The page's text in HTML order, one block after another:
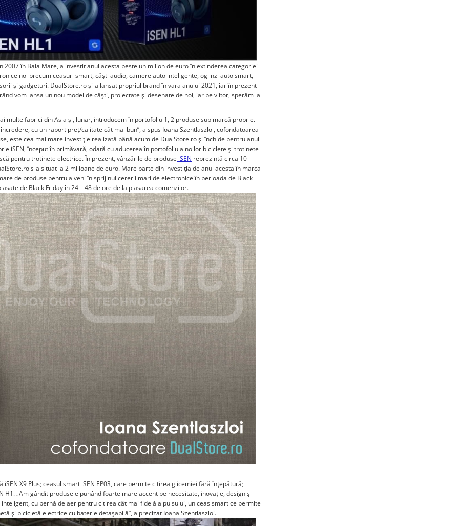
2007 în Baia Mare, a investit anul acesta peste un milion de euro în extinderea categoriei
noi precum ceasuri smart, căşti audio, camere auto inteligente, oglinzi auto smart,
şi gadgeturi. DualStore.ro şi-a lansat propriul brand în vara anului 2021, iar în prezent
vom lansa un nou model de căşti, proiectate şi desenate de noi, iar pe viitor, sperăm la
multe fabrici din Asia şi, lunar, introducem în portofoliu 1, 2 produse sub marcă proprie.
cu un raport preţ/calitate cât mai bun”, a spus Ioana Szentlaszloi, cofondatoarea
este cea mai mare investiţie realizată până acum de DualStore.ro şi închide pentru anul
iSEN, început în primăvară, odată cu aducerea în portofoliu a noilor biciclete şi trotinete
pentru trotinete electrice. În prezent, vânzările de produse iSEN reprezintă circa 10 –
s-a situat la 2 milioane de euro. Mare parte din investiţia de anul acesta în marca
de produse pentru a veni în sprijinul cererii mari de electronice în perioada de Black
de Black Friday în 24 – 48 de ore de la plasarea comenzilor.
X9 Plus; ceasul smart iSEN EP03, care permite citirea glicemiei fără înţepătură;
H1. „Am gândit produsele punând foarte mare accent pe necesitate, inovaţie, design şi
cu pernă de aer pentru citirea cât mai fidelă a pulsului, un ceas smart ce permite
şi bicicletă electrice cu baterie detaşabilă”, a precizat Ioana Szentlaszloi.